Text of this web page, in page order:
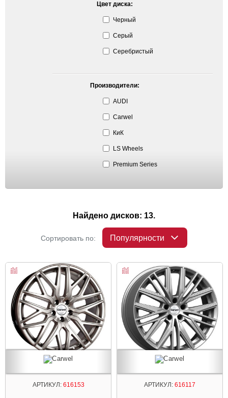
Цвет диска:
Черный
Серый
Серебристый
Производители:
AUDI
Carwel
КиК
LS Wheels
Premium Series
Найдено дисков: 13.
Сортировать по: Популярности
АРТИКУЛ:616153 АРТИКУЛ: 616117